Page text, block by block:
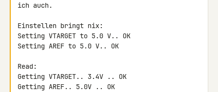
ich auch.
Einstellen bringt nix:
Setting VTARGET to 5.0 V.. OK
Setting AREF to 5.0 V.. OK
Read:
Getting VTARGET.. 3.4V .. OK
Getting AREF.. 5.0V .. OK